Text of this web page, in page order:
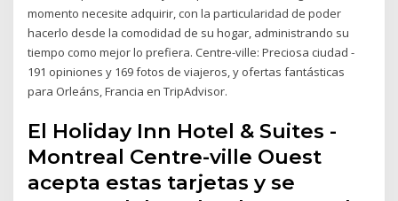
momento necesite adquirir, con la particularidad de poder
hacerlo desde la comodidad de su hogar, administrando su
tiempo como mejor lo prefiera. Centre-ville: Preciosa ciudad -
191 opiniones y 169 fotos de viajeros, y ofertas fantásticas
para Orleáns, Francia en TripAdvisor.
El Holiday Inn Hotel & Suites -
Montreal Centre-ville Ouest
acepta estas tarjetas y se